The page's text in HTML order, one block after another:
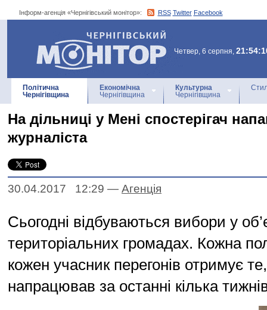
Інформ-агенція «Чернігівський монітор»: RSS Twitter Facebook
Інформ-агенція
«Чернігівський монітор»
Четвер, 6 серпня,
Політична
Чернігівщина
Економічна
Чернігівщина
Культурна
Чернігівщина
На дільниці у Мені спостерігач
журналіста
30.04.2017 12:29 — Агенцiя
Сьогодні відбуваються вибори у
територіальних громадах. Кожна
кожен учасник перегонів отримує
напрацював за останні кілька